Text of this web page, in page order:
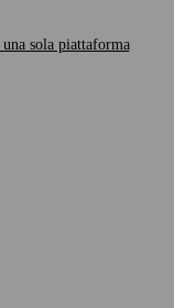
sola piattaforma